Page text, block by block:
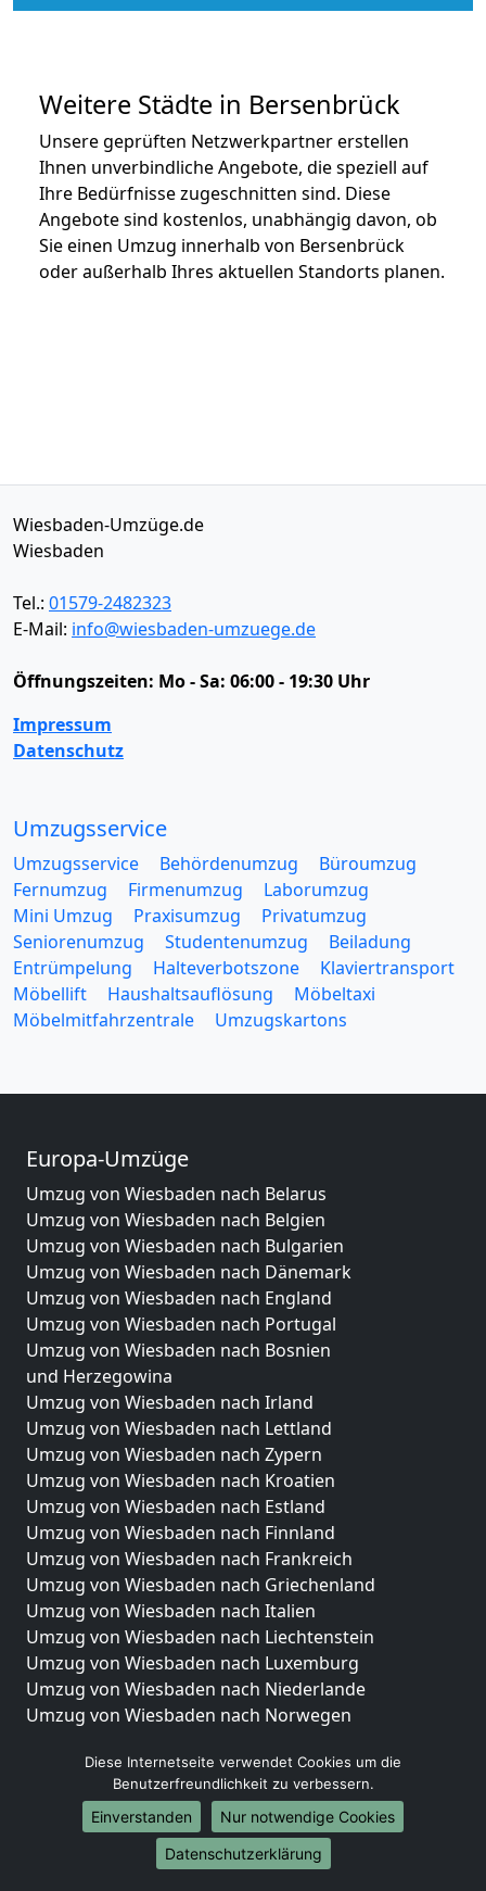
Weitere Städte in Bersenbrück
Unsere geprüften Netzwerkpartner erstellen
Ihnen unverbindliche Angebote, die speziell auf
Ihre Bedürfnisse zugeschnitten sind. Diese
Angebote sind kostenlos, unabhängig davon, ob
Sie einen Umzug innerhalb von Bersenbrück
oder außerhalb Ihres aktuellen Standorts planen.
Wiesbaden-Umzüge.de
Wiesbaden
Tel.: 01579-2482323
E-Mail: info@wiesbaden-umzuege.de
Öffnungszeiten: Mo - Sa: 06:00 - 19:30 Uhr
Impressum
Datenschutz
Umzugsservice
Umzugsservice Behördenumzug
Büroumzug
Fernumzug
Firmenumzug
Laborumzug
Mini Umzug
Praxisumzug
Privatumzug
Seniorenumzug
Studentenumzug
Beiladung
Entrümpelung
Halteverbotszone
Klaviertransport
Möbellift
Haushaltsauflösung
Möbeltaxi
Möbelmitfahrzentrale
Umzugskartons
Europa-Umzüge
Umzug von Wiesbaden nach Belarus
Umzug von Wiesbaden nach Belgien
Umzug von Wiesbaden nach Bulgarien
Umzug von Wiesbaden nach Dänemark
Umzug von Wiesbaden nach England
Umzug von Wiesbaden nach Portugal
Umzug von Wiesbaden nach Bosnien
und Herzegowina
Umzug von Wiesbaden nach Irland
Umzug von Wiesbaden nach Lettland
Umzug von Wiesbaden nach Zypern
Umzug von Wiesbaden nach Kroatien
Umzug von Wiesbaden nach Estland
Umzug von Wiesbaden nach Finnland
Umzug von Wiesbaden nach Frankreich
Umzug von Wiesbaden nach Griechenland
Umzug von Wiesbaden nach Italien
Umzug von Wiesbaden nach Liechtenstein
Umzug von Wiesbaden nach Luxemburg
Umzug von Wiesbaden nach Niederlande
Umzug von Wiesbaden nach Norwegen
Umzüge-Deutschlandweit
Umzug von Wiesbaden nach Berlin
Umzug von Wiesbaden nach Hamburg
Umzug von Wiesbaden nach München
Umzug von Wiesbaden nach Köln
Diese Internetseite verwendet Cookies um die
Benutzerfreundlichkeit zu verbessern.
Einverstanden
Nur notwendige Cookies
Datenschutzerklärung